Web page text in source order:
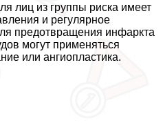
лиц из группы риска имеет
и регулярное
предотвращения инфаркта
могут применяться
или ангиопластика.